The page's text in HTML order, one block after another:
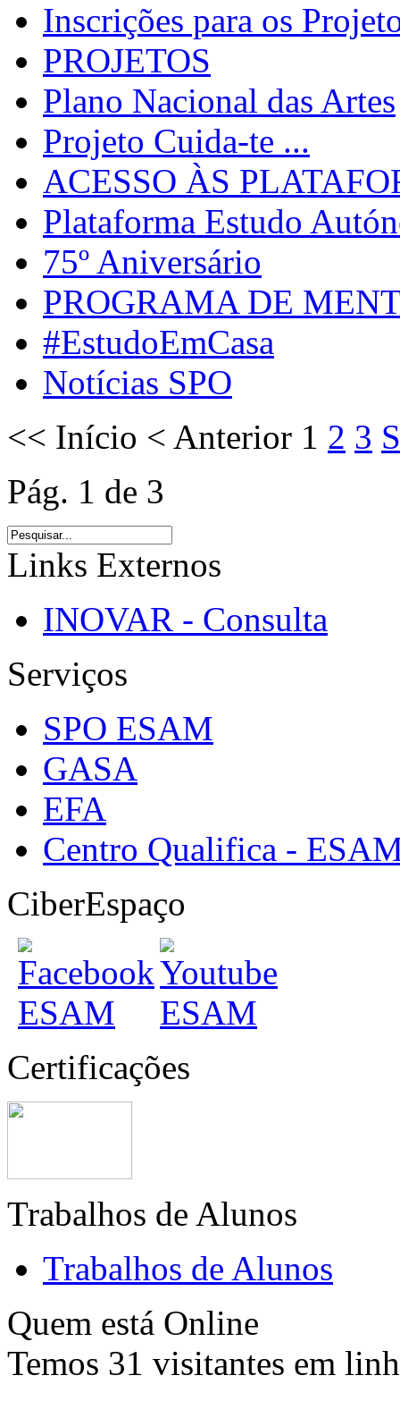
Inscrições para os
PROJETOS
Plano Nacional das Artes
Projeto Cuida-te ...
ACESSO ÀS
Plataforma Estudo
75º Aniversário
PROGRAMA DE
#EstudoEmCasa
Notícias SPO
<< Início < Anterior 1 2 3
Pág. 1 de 3
Links Externos
INOVAR - Consulta
Serviços
SPO ESAM
GASA
EFA
Centro Qualifica -
CiberEspaço
Certificações
Trabalhos de Alunos
Trabalhos de Alunos
Quem está Online
Temos 31 visitantes em